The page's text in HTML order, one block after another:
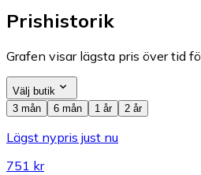
Prishistorik
Grafen visar lägsta pris över tid
Välj butik
3 mån
6 mån 1 år 2 år
Lägst nypris just nu
751 kr